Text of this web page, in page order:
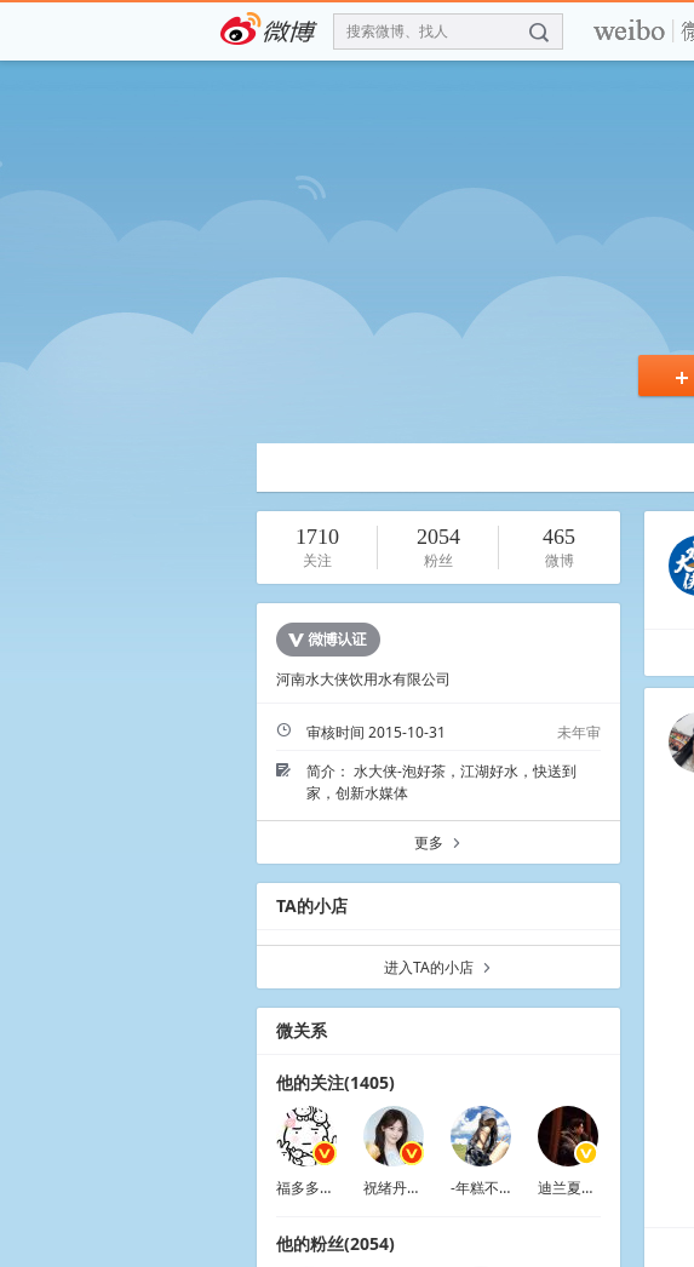
搜索微博、找人 f
+
1710
关注
2054
粉丝
465
微博
河南水大侠饮用水有限公司
ü 未年审
审核时间 2015-10-31
Ü
简介： 水大侠-泡好茶，江湖好水，快送到
家，创新水媒体
更多 a
TA的小店
进入TA的小店 a
微关系
他的关注(1405)
福多多剧有福 祝绪丹Bambi -年糕不糕冷z- 迪兰夏目_许七安带飞版
他的粉丝(2054)